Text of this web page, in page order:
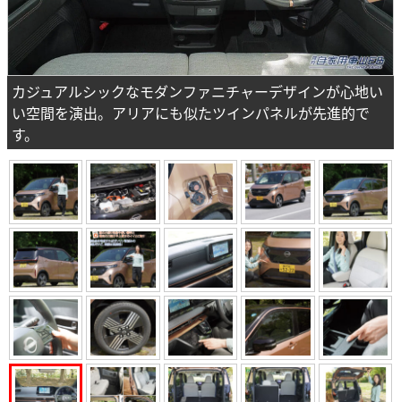
カジュアルシックなモダンファニチャーデザインが心地い
い空間を演出。アリアにも似たツインパネルが先進的で
す。